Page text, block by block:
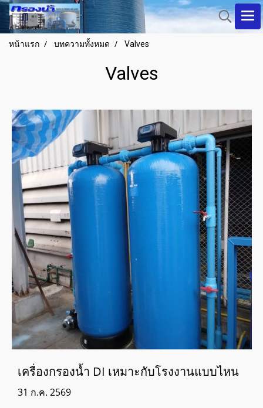
หน้าแรก บทความทั้งหมด Valves
Valves
เครื่องกรองน้ำ DI เหมาะกับโรงงานแบบไหน
31 ก.ค. 2569